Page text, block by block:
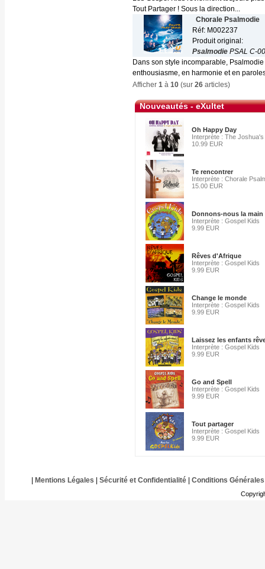
Tout Partager ! Sous la direction...
Chorale Psalmodie
Réf: M002237
Produit original:
Psalmodie PSAL C-
Dans son style incomparable,
enthousiasme, en harmonie et en
Afficher 1 à 10 (sur 26 articles)
Nouveautés - eXultet
Oh Happy Day
Interprète : The
10.99 EUR
Te rencontrer
Interprète : Chorale
15.00 EUR
Donnons-nous la main
Interprète : Gospel Kids
9.99 EUR
Rêves d'Afrique
Interprète : Gospel Kids
9.99 EUR
Change le monde
Interprète : Gospel Kids
9.99 EUR
Laissez les enfants
Interprète : Gospel Kids
9.99 EUR
Go and Spell
Interprète : Gospel Kids
9.99 EUR
Tout partager
Interprète : Gospel Kids
9.99 EUR
Mentions Légales Sécurité et Confidentialité| Conditions Générales